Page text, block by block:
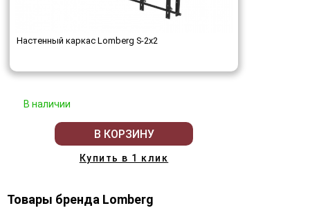
Настенный каркас Lomberg S-2х2
В наличии
В КОРЗИНУ
Купить в 1 клик
Товары бренда Lomberg